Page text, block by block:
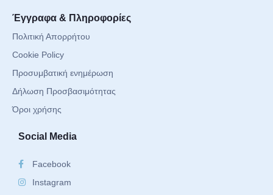
Έγγραφα & Πληροφορίες
Πολιτική Απορρήτου
Cookie Policy
Προσυμβατική ενημέρωση
Δήλωση Προσβασιμότητας
Όροι χρήσης
Social Media
Facebook
Instagram